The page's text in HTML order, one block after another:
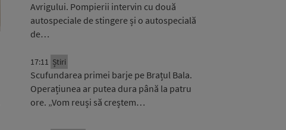
Avrigului. Pompierii intervin cu două
autospeciale de stingere și o autospecială
de…
17:11 Știri
Scufundarea primei barje pe Brațul Bala.
Operațiunea ar putea dura până la patru
ore. „Vom reuși să creștem…